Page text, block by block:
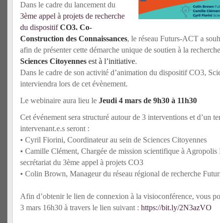
Dans le cadre du lancement du
3ème appel à projets de recherche
du dispositifCO3. Co-
Construction des Connaissances, le réseau Futurs-ACT a
afin de présenter cette démarche unique de soutien à la
Sciences Citoyennes est à l’initiative.
Dans le cadre de son activité d’animation du dispositif CO3,
interviendra lors de cet évènement.
Le webinaire aura lieu le Jeudi 4 mars de 9h30 à 11h30
Cet événement sera structuré autour de 3 interventions et d’un
intervenant.e.s seront :
• Cyril Fiorini, Coordinateur au sein de Sciences Citoyennes
• Camille Clément, Chargée de mission scientifique à Agropolis
secrétariat du 3ème appel à projets CO3
• Colin Brown, Manageur du réseau régional de recherche
Afin d’obtenir le lien de connexion à la visioconférence, vous
3 mars 16h30 à travers le lien suivant : https://bit.ly/2N3azVO